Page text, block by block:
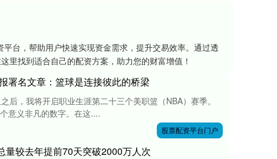
台，帮助用户快速实现资金需求，提升交易效率。通过透
里找到适合自己的配资方案，助力您的财富增值！
署名文章：篮球是连接彼此的桥梁
后，我将开启职业生涯第二十三个美职篮（NBA）赛季。
意义非凡的数字。在这....
股票配资平台门户
量较去年提前70天突破2000万人次